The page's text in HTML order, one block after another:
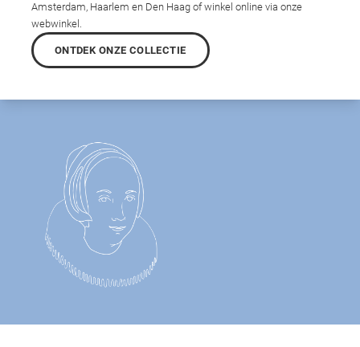
Amsterdam, Haarlem en Den Haag of winkel online via onze
webwinkel.
ONTDEK ONZE COLLECTIE